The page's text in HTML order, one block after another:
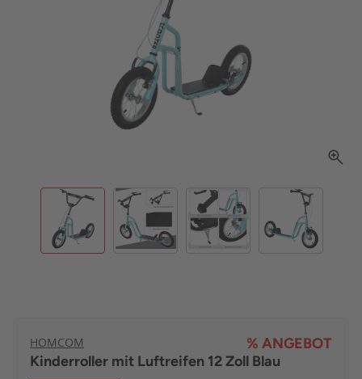
HOMCOM
% ANGEBOT
Kinderroller mit Luftreifen 12 Zoll Blau